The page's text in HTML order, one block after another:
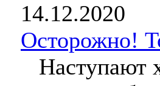
14.12.2020
Осторожно!
Наступают